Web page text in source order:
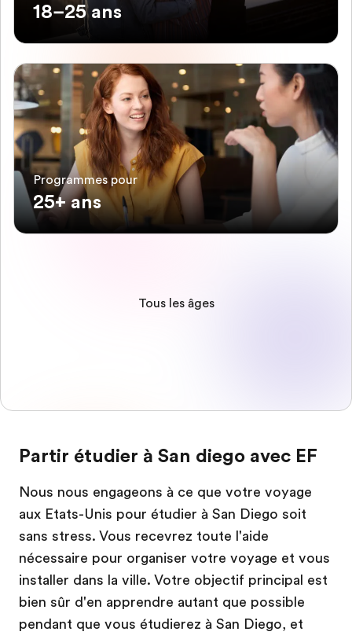
18–25 ans
Programmes pour
25+ ans
Tous les âges
Partir étudier à San diego avec EF
Nous nous engageons à ce que votre voyage
aux Etats-Unis pour étudier à San Diego soit
sans stress. Vous recevrez toute l'aide
nécessaire pour organiser votre voyage et vous
installer dans la ville. Votre objectif principal est
bien sûr d'en apprendre autant que possible
pendant que vous étudierez à San Diego, et